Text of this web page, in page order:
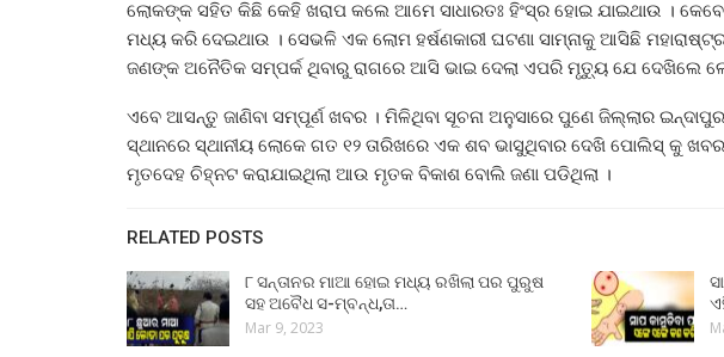
ଲୋକଙ୍କ ସହିତ କିଛି କେହି ଖରାପ କଲେ ଆମେ ସାଧାରତଃ ହିଂସ୍ର ହୋଇ ଯାଇଥାଉ ।
ମଧ୍ୟ କରି ଦେଇଥାଉ । ସେଭଳି ଏକ ଲୋମ ହର୍ଷଣକାରୀ ଘଟଣା ସାମ୍ନାକୁ ଆସିଛି
ଜଣଙ୍କ ଅନୈତିକ ସମ୍ପର୍କ ଥିବାରୁ ରାଗରେ ଆସି ଭାଇ ଦେଲା ଏପରି ମୃତ୍ୟୁ ଯେ ଦେଖିଲେ
ଏବେ ଆସନ୍ତୁ ଜାଣିବା ସମ୍ପୂର୍ଣ ଖବର । ମିଳିଥିବା ସୂଚନା ଅନୁସାରେ ପୁଣେ ଜିଲ୍ଲାର
ସ୍ଥାନରେ ସ୍ଥାନୀୟ ଲୋକେ ଗତ ୧୨ ତାରିଖରେ ଏକ ଶବ ଭାସୁଥିବାର ଦେଖି ପୋଲିସ୍ କୁ
ମୃତଦେହ ଚିହ୍ନଟ କରାଯାଇଥିଲା ଆଉ ମୃତକ ବିକାଶ ବୋଲି ଜଣା ପଡିଥିଲା ।
RELATED POSTS
୮ ସନ୍ତାନର ମାଆ ହୋଇ ମଧ୍ୟ ରଖିଲା ପର ପୁରୁଷ
ସହ ଅବୈଧ ସ-ମ୍ବନ୍ଧ,ତା…
Mar 9, 2023